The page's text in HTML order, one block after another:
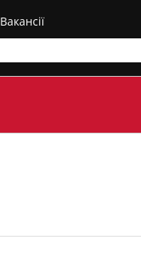
Вакансії